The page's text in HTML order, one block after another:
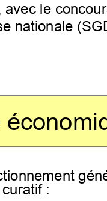
avec le
nationale
: